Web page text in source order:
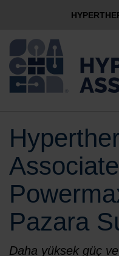
ŞIRKETIMIZ
KÜLTÜR
TOPLULUK
Pazara
Daha yüksek güç